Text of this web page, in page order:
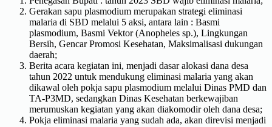
Gerakan sapu plasmodium merupakan strategi eliminasi
malaria di SBD melalui 5 aksi, antara lain : Basmi
plasmodium, Basmi Vektor (Anopheles sp.), Lingkungan
Bersih, Gencar Promosi Kesehatan, Maksimalisasi dukungan
daerah;
Berita acara kegiatan ini, menjadi dasar alokasi dana desa
tahun 2022 untuk mendukung eliminasi malaria yang akan
dikawal oleh pokja sapu plasmodium melalui Dinas PMD dan
TA-P3MD, sedangkan Dinas Kesehatan berkewajiban
merumuskan kegiatan yang akan diakomodir oleh dana desa;
Pokja eliminasi malaria yang sudah ada, akan direvisi menjadi